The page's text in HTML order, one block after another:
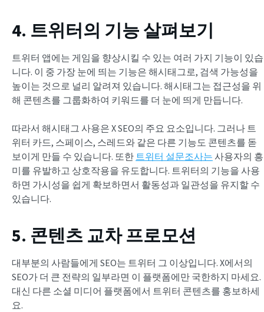
4. 트위터의 기능 살펴보기
트위터 앱에는 게임을 향상시킬 수 있는 여러 가지 기능이 있습
니다. 이 중 가장 눈에 띄는 기능은 해시태그로, 검색 가능성을
높이는 것으로 널리 알려져 있습니다. 해시태그는 접근성을 위
해 콘텐츠를 그룹화하여 키워드를 더 눈에 띄게 만듭니다.
따라서 해시태그 사용은 X SEO의 주요 요소입니다. 그러나 트
위터 카드, 스페이스, 스레드와 같은 다른 기능도 콘텐츠를 돋
보이게 만들 수 있습니다. 또한 트위터 설문조사는 사용자의 흥
미를 유발하고 상호작용을 유도합니다. 트위터의 기능을 사용
하면 가시성을 쉽게 확보하면서 활동성과 일관성을 유지할 수
있습니다.
5. 콘텐츠 교차 프로모션
대부분의 사람들에게 SEO는 트위터 그 이상입니다. X에서의
SEO가 더 큰 전략의 일부라면 이 플랫폼에만 국한하지 마세요.
대신 다른 소셜 미디어 플랫폼에서 트위터 콘텐츠를 홍보하세
요.